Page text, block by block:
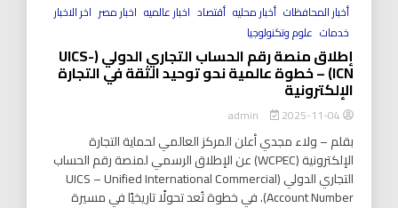
أخبار المحافظات أخبار محليه أقتصاد اخبار عالميه اخبار مصر اخر الاخبار
خدمات علوم وتكنولوجيا
إطلاق منصة رقم الحساب التجاري الدولي (UICS-
ICN) – خطوة عالمية نحو توحيد الثقة في التجارة
الإلكترونية
2025-11-04
بقلم – ولاء مجدي أعلن المركز العالمي لحماية التجارة
الإلكترونية (WCPEC) عن الإطلاق الرسمي لمنصة رقم الحساب
التجاري الدولي (UICS – Unified International Commercial
Account Number). في خطوة تُعد تحولًا تاريخيًا في مسيرة